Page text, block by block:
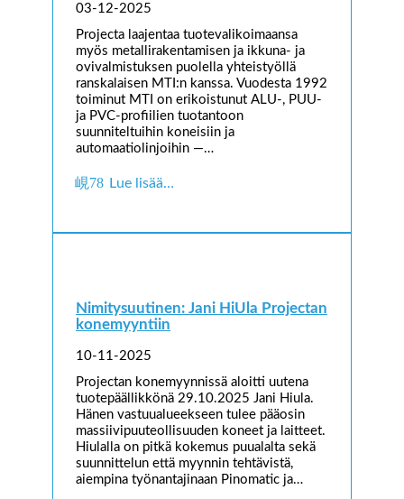
03-12-2025
Projecta laajentaa tuotevalikoimaansa
myös metallirakentamisen ja ikkuna- ja
ovivalmistuksen puolella yhteistyöllä
ranskalaisen MTI:n kanssa. Vuodesta 1992
toiminut MTI on erikoistunut ALU-, PUU-
ja PVC-profiilien tuotantoon
suunniteltuihin koneisiin ja
automaatiolinjoihin —…
Lue lisää…
Nimitysuutinen: Jani HiUla Projectan
konemyyntiin
10-11-2025
Projectan konemyynnissä aloitti uutena
tuotepäällikkönä 29.10.2025 Jani Hiula.
Hänen vastuualueekseen tulee pääosin
massiivipuuteollisuuden koneet ja laitteet.
Hiulalla on pitkä kokemus puualalta sekä
suunnittelun että myynnin tehtävistä,
aiempina työnantajinaan Pinomatic ja…